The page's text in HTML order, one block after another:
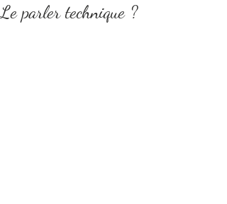
Le parler technique ?